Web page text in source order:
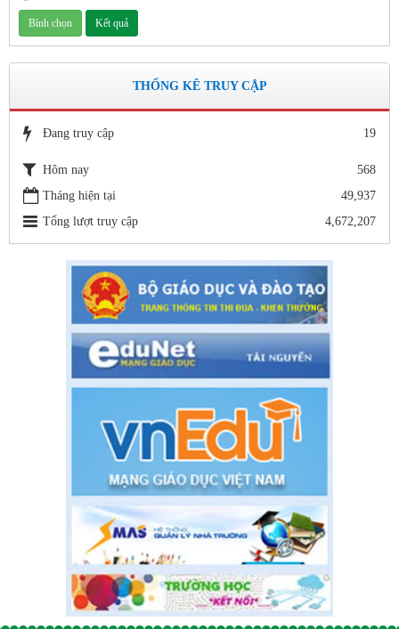
THỐNG KÊ TRUY CẬP
Đang truy cập 19
Hôm nay
568
Tháng hiện tại
49,937
Tổng lượt truy cập
4,672,207